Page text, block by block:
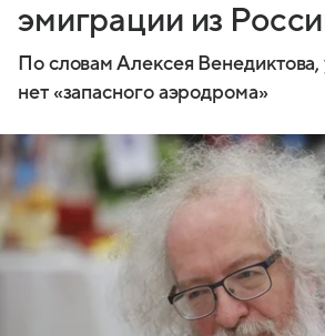
эмиграции из
По словам Алексея Венедиктова,
нет «запасного аэродрома»